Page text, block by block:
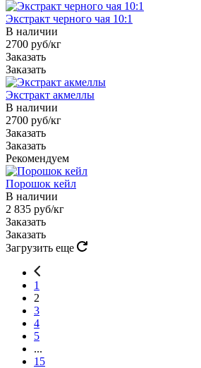
Экстракт черного чая 10:1
В наличии
2700 руб/кг
Заказать
Заказать
Экстракт акмеллы
В наличии
2700 руб/кг
Заказать
Заказать
Рекомендуем
Порошок кейл
В наличии
2 835 руб/кг
Заказать
Заказать
Загрузить еще
1
2
3
4
5
...
15